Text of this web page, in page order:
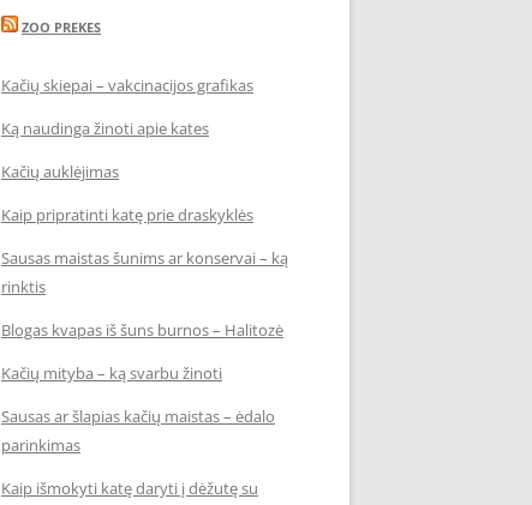
ZOO PREKES
Kačių skiepai – vakcinacijos grafikas
Ką naudinga žinoti apie kates
Kačių auklėjimas
Kaip pripratinti katę prie draskyklės
Sausas maistas šunims ar konservai – ką
rinktis
Blogas kvapas iš šuns burnos – Halitozė
Kačių mityba – ką svarbu žinoti
Sausas ar šlapias kačių maistas – ėdalo
parinkimas
Kaip išmokyti katę daryti į dėžutę su